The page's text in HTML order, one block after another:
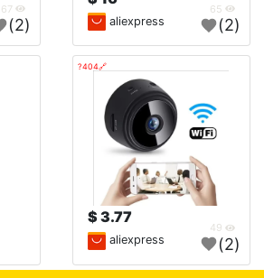
aliexpress (2)
(2)
🔗404?
3.77 $
aliexpress (2)